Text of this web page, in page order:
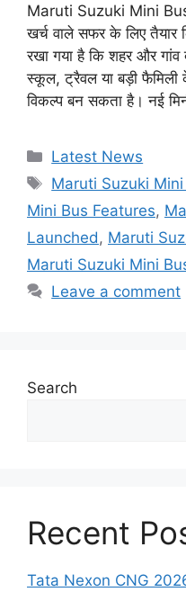
Maruti Suzuki Mini
खर्च वाले सफर के लिए तैयार
रखा गया है कि शहर और
स्कूल, ट्रैवल या बड़ी
विकल्प बन सकता है। नई
Categories
Latest News
Tags
Maruti Suzuki
Mini Bus Features,
Launched , Maruti
Maruti Suzuki Mini
Leave a comment
Search
Recent
Tata Nexon CNG